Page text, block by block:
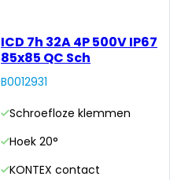
ICD 7h 32A 4P 500V IP67
85x85 QC Sch
B0012931
Schroefloze klemmen
Hoek 20°
KONTEX contact